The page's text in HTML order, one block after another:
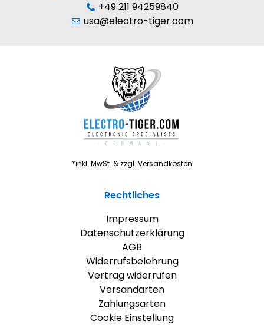
+49 211 94259840
usa@electro-tiger.com
*inkl. MwSt. & zzgl. Versandkosten
Rechtliches
Impressum
Datenschutzerklärung
AGB
Widerrufsbelehrung
Vertrag widerrufen
Versandarten
Zahlungsarten
Cookie Einstellung